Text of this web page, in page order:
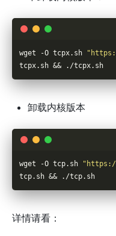
wget -O tcpx.sh
tcpx.sh && ./tcpx.sh
卸载内核版本
wget -O tcp.sh
tcp.sh && ./tcp.sh
详情请看：